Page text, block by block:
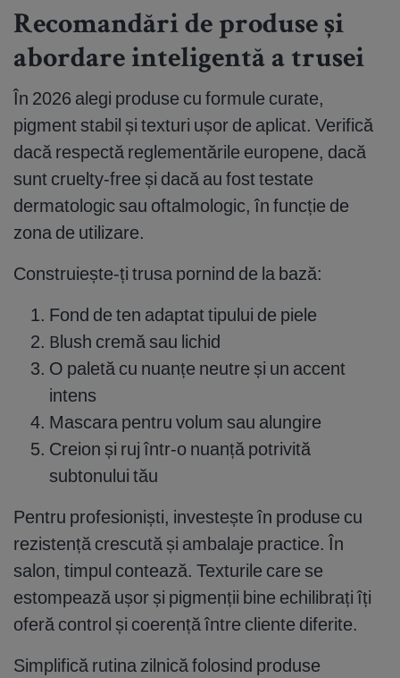
Recomandări de produse și
abordare inteligentă a trusei
În 2026 alegi produse cu formule curate,
pigment stabil și texturi ușor de aplicat. Verifică
dacă respectă reglementările europene, dacă
sunt cruelty-free și dacă au fost testate
dermatologic sau oftalmologic, în funcție de
zona de utilizare.
Construiește-ți trusa pornind de la bază:
Fond de ten adaptat tipului de piele
Blush cremă sau lichid
O paletă cu nuanțe neutre și un accent
intens
Mascara pentru volum sau alungire
Creion și ruj într-o nuanță potrivită
subtonului tău
Pentru profesioniști, investește în produse cu
rezistență crescută și ambalaje practice. În
salon, timpul contează. Texturile care se
estompează ușor și pigmenții bine echilibrați îți
oferă control și coerență între cliente diferite.
Simplifică rutina zilnică folosind produse